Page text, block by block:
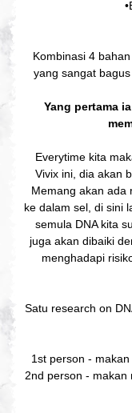
Kombinasi 4
yang sangat
Yang pertama
Everytime kita
Vivix ini, dia akan
Memang akan ada
ke dalam sel, di sini
semula DNA kita
juga akan dibaiki
menghadapi
Satu research on
1st person -
2nd person - makan